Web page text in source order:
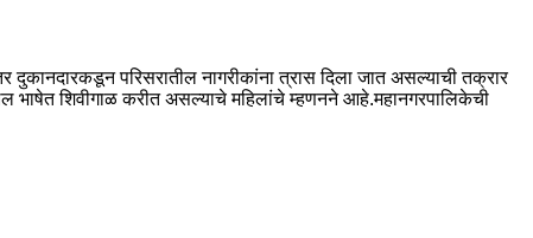
दुकानदारकडून परिसरातील नागरीकांना त्रास दिला जात असल्याची तक्रार
भाषेत शिवीगाळ करीत असल्याचे महिलांचे म्हणनने आहे.महानगरपालिकेची